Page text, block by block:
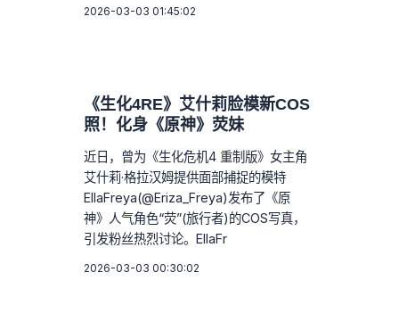
2026-03-03 01:45:02
《生化4RE》艾什莉脸模新COS
照！化身《原神》荧妹
近日，曾为《生化危机4 重制版》女主角
艾什莉·格拉汉姆提供面部捕捉的模特
EllaFreya(@Eriza_Freya)发布了《原
神》人气角色“荧”(旅行者)的COS写真，
引发粉丝热烈讨论。EllaFr
2026-03-03 00:30:02